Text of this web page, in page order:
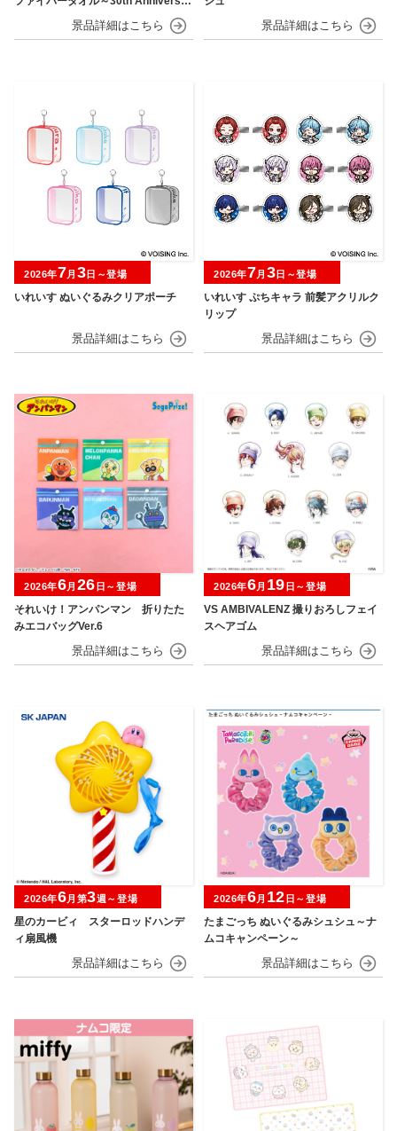
いれいす ぬいぐるみクリアポーチ
2026年7月 3日～登場
いれいす ぷちキャラ 前髪アクリルク
リップ
2026年7月 3日～登場
それいけ！アンパンマン 折りたた
みエコバッグVer.6
2026年6月 26 日～登場
VS AMBIVALENZ 撮りおろしフェイ
スヘアゴム
2026年6月 19 日～登場
星のカービィ スターロッドハンデ
ィ扇風機
2026年6月第3週～登場
たまごっち ぬいぐるみシュシュ～ナ
ムコキャンペーン～
2026年6月 12 日～登場